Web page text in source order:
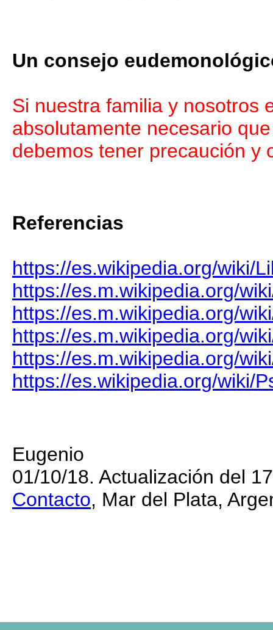
Un consejo
Si nuestra familia y nosotros
absolutamente necesario
debemos tener precaución y
Referencias
https://es.wikipedia.org/wiki/
https://es.m.wikipedia.org/
https://es.m.wikipedia.org/
https://es.m.wikipedia.org/
https://es.m.wikipedia.org/
https://es.wikipedia.org/wiki/
Eugenio
01/10/18. Actualización del
Contacto, Mar del Plata,